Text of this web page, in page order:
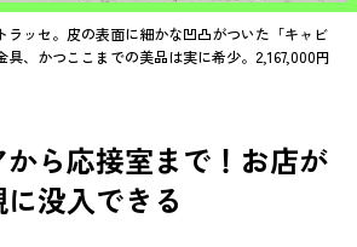
ラッセ。皮の表面に細かな凹凸がついた「キャビ
具、かつここまでの美品は実に希少。2,167,000円
ら応接室まで！お店が
没入できる